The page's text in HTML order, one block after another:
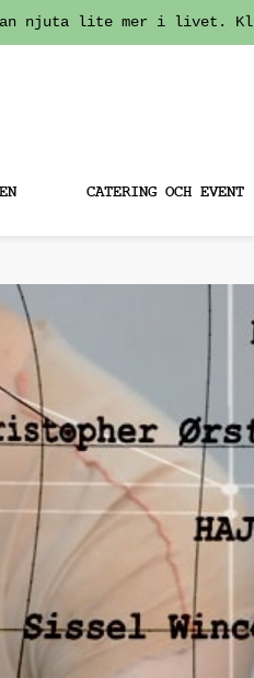
njuta lite mer i livet.
CATERING OCH EVENT